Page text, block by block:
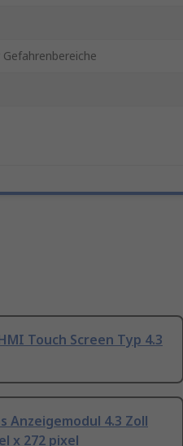
Touch Screen Typ 4.3
Anzeigemodul 4.3 Zoll
x 272 pixel